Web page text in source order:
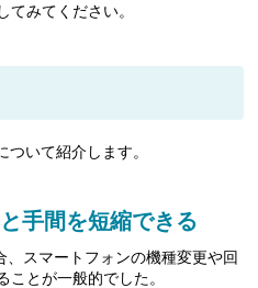
てみてください。
いて紹介します。
手間を短縮できる
スマートフォンの機種変更や回
ことが一般的でした。